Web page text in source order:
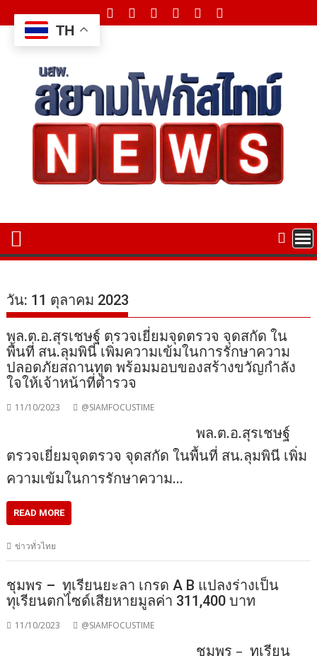
to
content
วัน: 11 ตุลาคม 2023
พล.ต.อ.สุรเชษฐ์ ตรวจเยี่ยมจุดตรวจ จุดสกัด ใน
พื้นที่ สน.ลุมพินี เพิ่มความเข้มในการรักษาความ
ปลอดภัยสถานทูต พร้อมมอบของสร้างขวัญกำลัง
ใจให้เจ้าหน้าที่ตำรวจ
11/10/2023 @SIAMFOCUSTIME
พล.ต.อ.สุรเชษฐ์
ตรวจเยี่ยมจุดตรวจ จุดสกัด ในพื้นที่ สน.ลุมพินี เพิ่ม
ความเข้มในการรักษาความ…
READ MORE
ข่าวทั่วไทย
ชุมพร – ทุเรียนยะลา เกรด A B แปลงร่างเป็น
ทุเรียนตกไซด์เสียหายมูลค่า 311,400 บาท
11/10/2023 @SIAMFOCUSTIME
ชุมพร – ทุเรียน
TH